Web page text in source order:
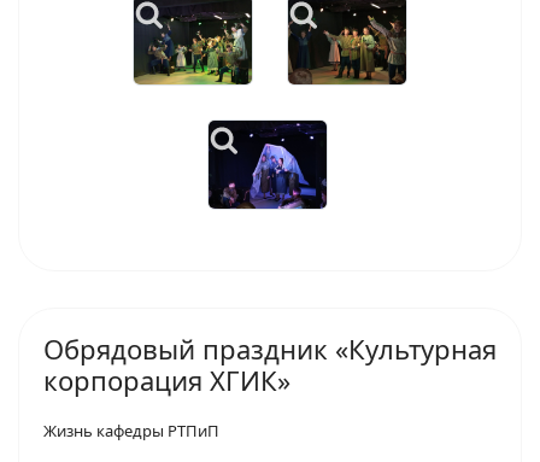
Обрядовый праздник «Культурная
корпорация ХГИК»
Жизнь кафедры РТПиП